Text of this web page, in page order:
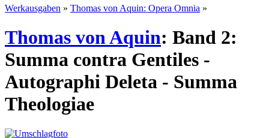
Werkausgaben » Thomas von Aquin: Opera Omnia »
Thomas von Aquin: Band 2:
Summa contra Gentiles -
Autographi Deleta - Summa
Theologiae